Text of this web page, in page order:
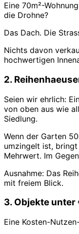
Eine 70m²-
die Drohne?
Das Dach. Die
Nichts davon
hochwertigen
2.
Seien wir ehrlich:
von oben aus wie
Siedlung.
Wenn der Garten
umzingelt ist,
Mehrwert. Im
Ausnahme: Das
mit freiem Blick.
3. Objekte
Eine Kosten-